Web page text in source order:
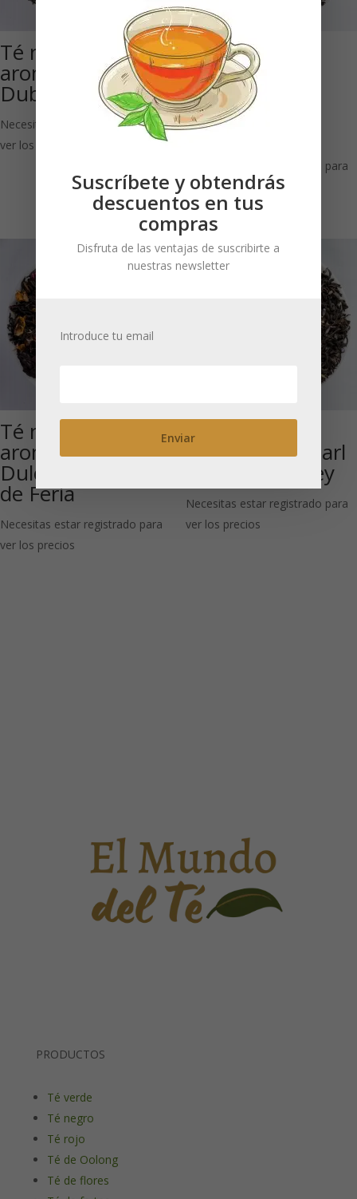
Té negro
aromatizado
Dublin Cream ®
Necesitas estar registrado para
ver los precios
Earl Grey
Himalaya
Excelsior (Té
negro
aromatizado)
Necesitas estar registrado para
ver los precios
Té negro
aromatizado
Dulce Recuerdo
de Feria
Necesitas estar registrado para
ver los precios
Té negro
aromatizado Earl
Grey Mary Grey
Necesitas estar registrado para
ver los precios
PRODUCTOS
Té verde
Té negro
Té rojo
Té de Oolong
Té de flores
Suscríbete y obtendrás
descuentos en tus
compras
Disfruta de las ventajas de suscribirte a
nuestras newsletter
Introduce tu email